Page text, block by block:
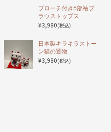
ブローチ付き5部袖ブ
ラウストップス
¥3,980(税込)
日本製キラキラストー
ン猫の置物
¥3,980(税込)